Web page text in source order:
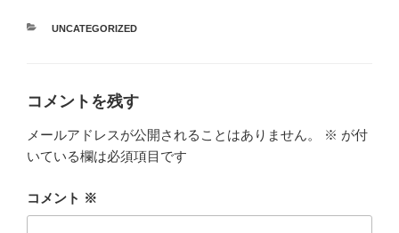
カ
UNCATEGORIZED
コメントを残す
メールアドレスが公開されることはありません。 ※ が付
いている欄は必須項目です
コメント ※